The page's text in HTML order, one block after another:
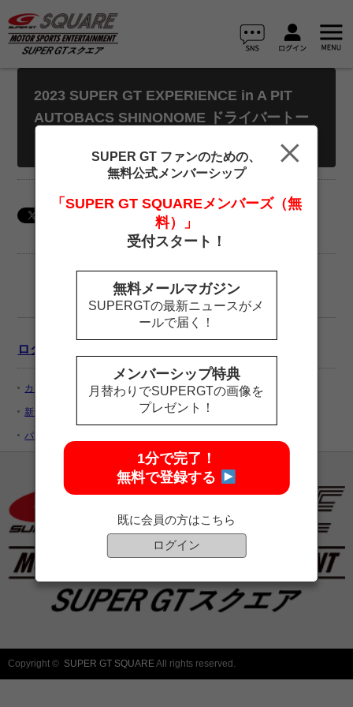
2023 SUPER GT EXPERIENCE in A PIT
AUTOBACS SHINONOME ドライバートー
ログイン
カートを見る
新規ユーザー登録
パスワードをお忘れですか ?
Copyright © SUPER GT SQUAREAll rights reserved.
SUPER GT ファンのための、
無料公式メンバーシップ
「SUPER GT SQUAREメンバーズ（無
料）」
受付スタート！
無料メールマガジン
SUPERGTの最新ニュースがメ
ールで届く！
メンバーシップ特典
月替わりでSUPERGTの画像を
プレゼント！
1分で完了！
無料で登録する
既に会員の方はこちら
ログイン